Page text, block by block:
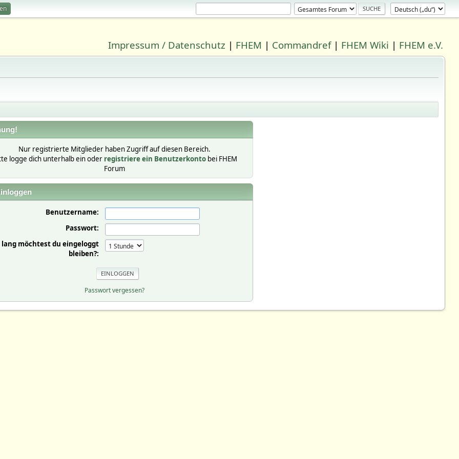
Impressum / Datenschutz | FHEM | Commandref| FHEM Wiki | FHEM e.V.
Nur registrierte Mitglieder haben Zugriff auf diesen Bereich.
logge dich unterhalb ein oder registriere ein Benutzerkontobei FHEM
Forum
Benutzername:
Passwort:
lang möchtest du eingeloggt
bleiben?:
Passwort vergessen?